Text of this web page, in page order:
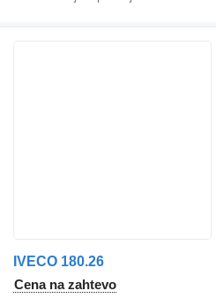
IVECO 180.26
Cena na zahtevo